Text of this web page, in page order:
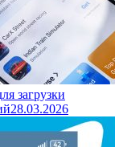
загрузки
28.03.2026